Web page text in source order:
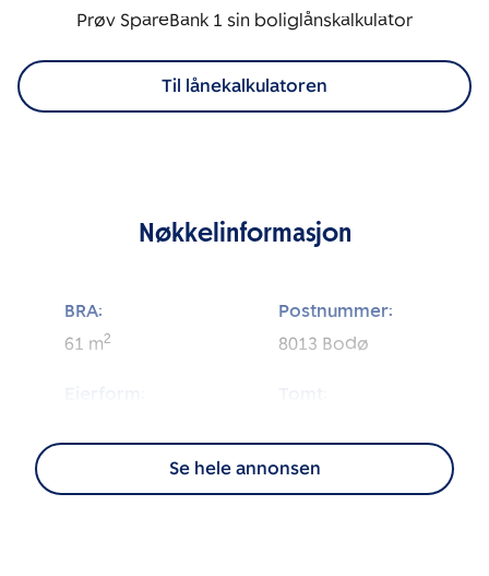
Prøv SpareBank 1 sin boliglånskalkulator
Til lånekalkulatoren
Nøkkelinformasjon
BRA:
61 m2
Postnummer:
8013 Bodø
Energimerking:
BRA-i:
Se hele annonsen